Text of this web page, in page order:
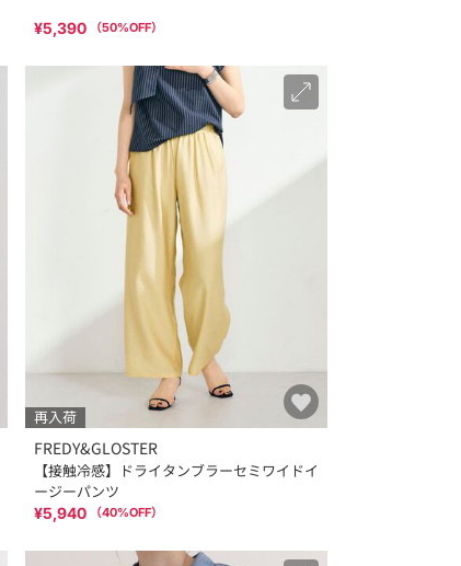
¥5,390 （50%OFF）
再入荷
FREDY&GLOSTER
【接触冷感】ドライタンブラーセミワイドイ
ージーパンツ
¥5,940 （40%OFF）